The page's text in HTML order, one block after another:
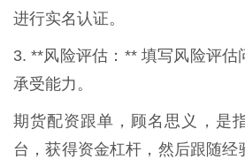
进行实名认证。
3. **风险评估：** 填写风险评估
承受能力。
期货配资跟单，顾名思义，是
台，获得资金杠杆，然后跟随经